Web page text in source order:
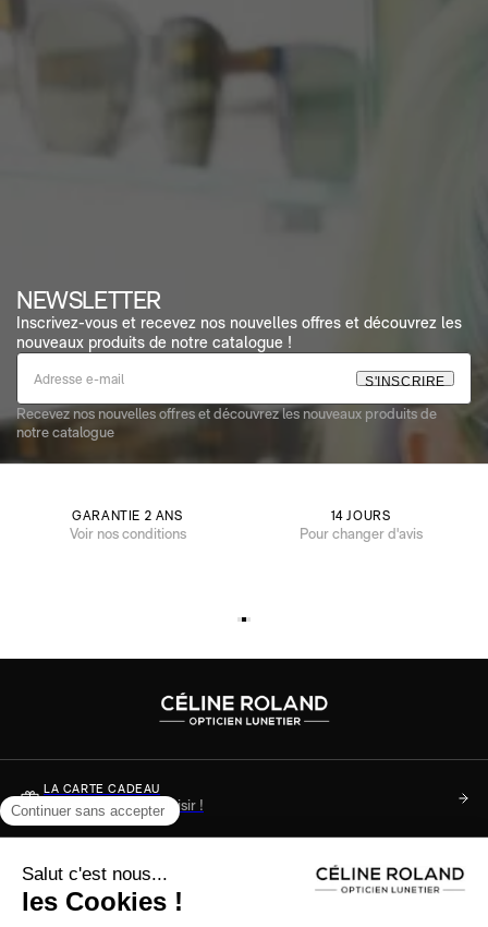
NEWSLETTER
Inscrivez-vous et recevez nos nouvelles offres et découvrez les
nouveaux produits de notre catalogue !
S'INSCRIRE
Recevez nos nouvelles offres et découvrez les nouveaux produits de
notre catalogue
GARANTIE 2 ANS
Voir nos conditions
14 JOURS
Pour changer d'avis
LA CARTE CADEAU
Soyez sûr de faire plaisir !
DES QUESTIONS ?
Consultez notre FAQ